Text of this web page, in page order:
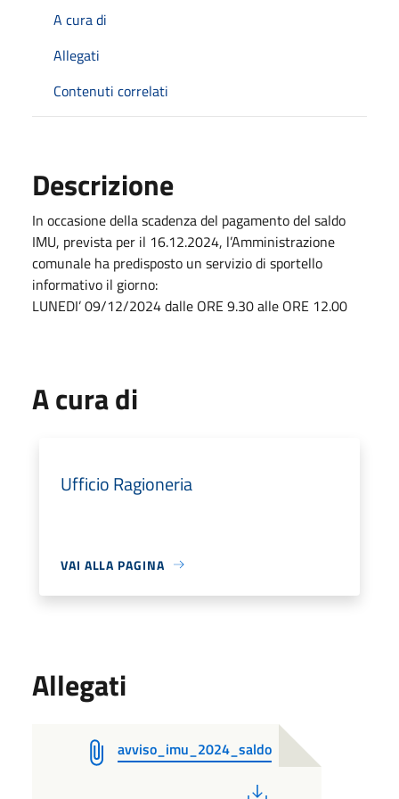
A cura di
Allegati
Contenuti correlati
Descrizione
In occasione della scadenza del pagamento del saldo
IMU, prevista per il 16.12.2024, l’Amministrazione
comunale ha predisposto un servizio di sportello
informativo il giorno:
LUNEDI’ 09/12/2024 dalle ORE 9.30 alle ORE 12.00
A cura di
Ufficio Ragioneria
VAI ALLA PAGINA
Allegati
avviso_imu_2024_saldo